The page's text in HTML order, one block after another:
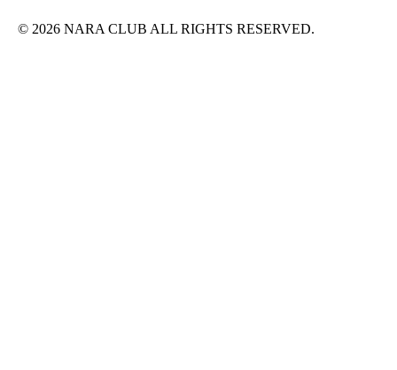
© 2026 NARA CLUB ALL RIGHTS RESERVED.